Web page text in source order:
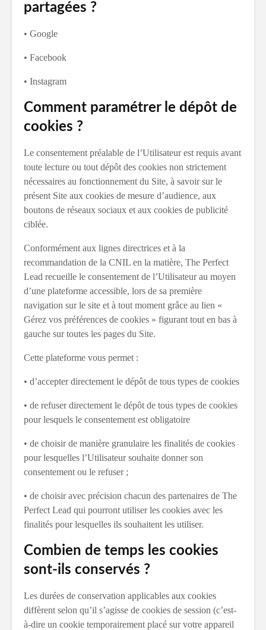
partagées ?
• Google
• Facebook
• Instagram
Comment paramétrer le dépôt de
cookies ?
Le consentement préalable de l’Utilisateur est requis avant
toute lecture ou tout dépôt des cookies non strictement
nécessaires au fonctionnement du Site, à savoir sur le
présent Site aux cookies de mesure d’audience, aux
boutons de réseaux sociaux et aux cookies de publicité
ciblée.
Conformément aux lignes directrices et à la
recommandation de la CNIL en la matière, The Perfect
Lead recueille le consentement de l’Utilisateur au moyen
d’une plateforme accessible, lors de sa première
navigation sur le site et à tout moment grâce au lien «
Gérez vos préférences de cookies » figurant tout en bas à
gauche sur toutes les pages du Site.
Cette plateforme vous permet :
• d’accepter directement le dépôt de tous types de cookies
• de refuser directement le dépôt de tous types de cookies
pour lesquels le consentement est obligatoire
• de choisir de manière granulaire les finalités de cookies
pour lesquelles l’Utilisateur souhaite donner son
consentement ou le refuser ;
• de choisir avec précision chacun des partenaires de The
Perfect Lead qui pourront utiliser les cookies avec les
finalités pour lesquelles ils souhaitent les utiliser.
Combien de temps les cookies
sont-ils conservés ?
Les durées de conservation applicables aux cookies
diffèrent selon qu’il s’agisse de cookies de session (c’est-
à-dire un cookie temporairement placé sur votre appareil